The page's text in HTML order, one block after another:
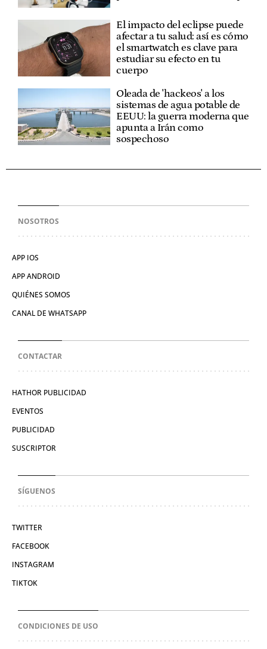
El impacto del eclipse puede
afectar a tu salud: así es cómo
el smartwatch es clave para
estudiar su efecto en tu
cuerpo
Oleada de 'hackeos' a los
sistemas de agua potable de
EEUU: la guerra moderna que
apunta a Irán como
sospechoso
NOSOTROS
APP IOS
APP ANDROID
QUIÉNES SOMOS
CANAL DE WHATSAPP
CONTACTAR
HATHOR PUBLICIDAD
EVENTOS
PUBLICIDAD
SUSCRIPTOR
SÍGUENOS
TWITTER
FACEBOOK
INSTAGRAM
TIKTOK
CONDICIONES DE USO